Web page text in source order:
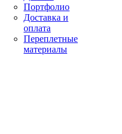
Портфолио
Доставка и
оплата
Переплетные
материалы